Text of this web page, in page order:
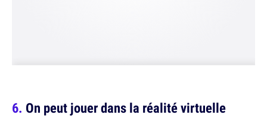
On peut jouer dans la réalité virtuelle